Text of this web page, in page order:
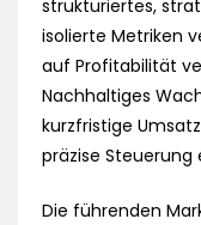
strukturiertes,
isolierte Metriken
auf Profitabilität
Nachhaltiges
kurzfristige
präzise
Die führenden